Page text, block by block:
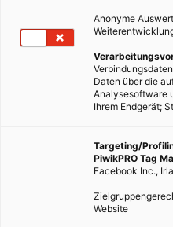
Anonyme
Daten über die
Analysesoftware
Ihrem Endgerät;
Targeting/
PiwikPRO Tag
Facebook Inc.,
Website